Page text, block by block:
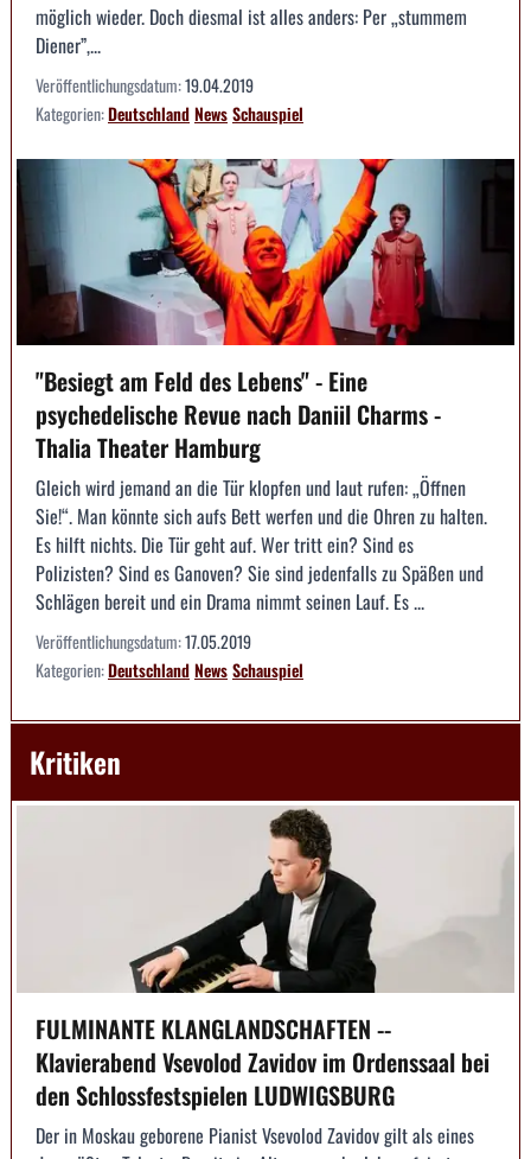
möglich wieder. Doch diesmal ist alles anders: Per „stummem
Diener”,...
Veröffentlichungsdatum:19.04.2019
Kategorien:DeutschlandNewsSchauspiel
"Besiegt am Feld des Lebens" - Eine
psychedelische Revue nach Daniil Charms -
Thalia Theater Hamburg
Gleich wird jemand an die Tür klopfen und laut rufen: „Öffnen
Sie!“. Man könnte sich aufs Bett werfen und die Ohren zu halten.
Es hilft nichts. Die Tür geht auf. Wer tritt ein? Sind es
Polizisten? Sind es Ganoven? Sie sind jedenfalls zu Späßen und
Schlägen bereit und ein Drama nimmt seinen Lauf. Es ...
Veröffentlichungsdatum:17.05.2019
Kategorien:DeutschlandNewsSchauspiel
Kritiken
FULMINANTE KLANGLANDSCHAFTEN --
Klavierabend Vsevolod Zavidov im Ordenssaal bei
den Schlossfestspielen LUDWIGSBURG
Der in Moskau geborene Pianist Vsevolod Zavidov gilt als eines